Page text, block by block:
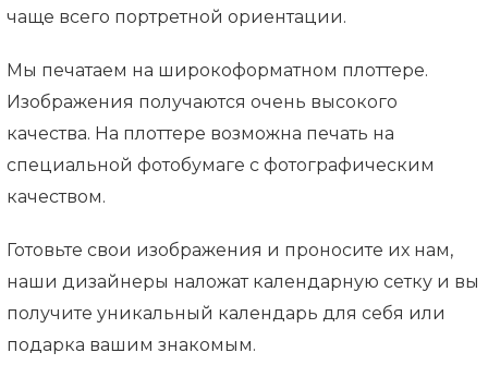
чаще всего портретной ориентации.
Мы печатаем на широкоформатном плоттере.
Изображения получаются очень высокого
качества. На плоттере возможна печать на
специальной фотобумаге с фотографическим
качеством.
Готовьте свои изображения и проносите их нам,
наши дизайнеры наложат календарную сетку и вы
получите уникальный календарь для себя или
подарка вашим знакомым.